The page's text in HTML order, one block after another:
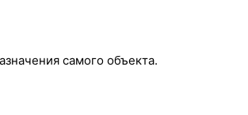
самого объекта.